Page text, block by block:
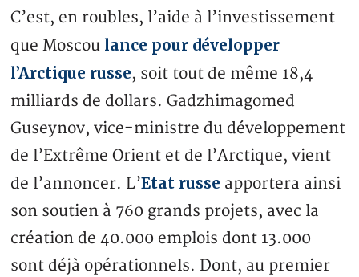
C’est, en roubles, l’aide à l’investissement
que Moscou lance pour développer
l’Arctique russe, soit tout de même 18,4
milliards de dollars. Gadzhimagomed
Guseynov, vice-ministre du développement
de l’Extrême Orient et de l’Arctique, vient
de l’annoncer. L’Etat russe apportera ainsi
son soutien à 760 grands projets, avec la
création de 40.000 emplois dont 13.000
sont déjà opérationnels. Dont, au premier